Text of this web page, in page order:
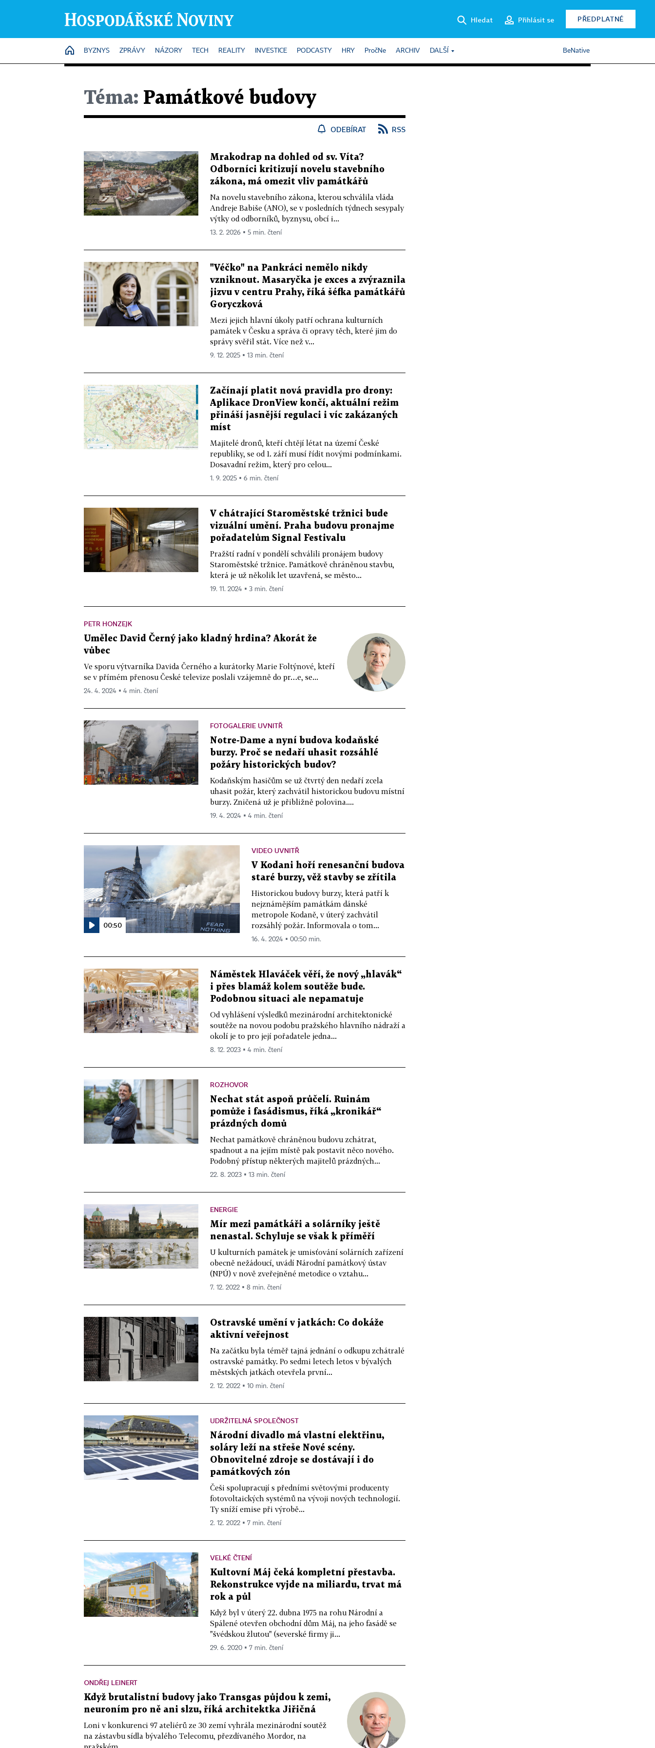
Hledat Přihlásit se PŘEDPLATNÉ
HOME
BYZNYS ZPRÁVY NÁZORY TECH REALITY INVESTICE PODCASTY HRY PročNe ARCHIV DALŠÍ BeNative
Téma: Památkové budovy
ODEBÍRAT RSS
Mrakodrap na dohled od sv. Víta?
Odborníci kritizují novelu stavebního
zákona, má omezit vliv památkářů
Na novelu stavebního zákona, kterou schválila vláda
Andreje Babiše (ANO), se v posledních týdnech sesypaly
výtky od odborníků, byznysu, obcí i...
13. 2. 2026 ▪ 5 min. čtení
"Véčko" na Pankráci nemělo nikdy
vzniknout. Masaryčka je exces a zvýraznila
jizvu v centru Prahy, říká šéfka památkářů
Goryczková
Mezi jejich hlavní úkoly patří ochrana kulturních
památek v Česku a správa či opravy těch, které jim do
správy svěřil stát. Více než v...
9. 12. 2025 ▪ 13 min. čtení
Začínají platit nová pravidla pro drony:
Aplikace DronView končí, aktuální režim
přináší jasnější regulaci i víc zakázaných
míst
Majitelé dronů, kteří chtějí létat na území České
republiky, se od 1. září musí řídit novými podmínkami.
Dosavadní režim, který pro celou...
1. 9. 2025 ▪ 6 min. čtení
V chátrající Staroměstské tržnici bude
vizuální umění. Praha budovu pronajme
pořadatelům Signal Festivalu
Pražští radní v pondělí schválili pronájem budovy
Staroměstské tržnice. Památkově chráněnou stavbu,
která je už několik let uzavřená, se město...
19. 11. 2024 ▪ 3 min. čtení
PETR HONZEJK
Umělec David Černý jako kladný hrdina? Akorát že
vůbec
Ve sporu výtvarníka Davida Černého a kurátorky Marie Foltýnové, kteří
se v přímém přenosu České televize poslali vzájemně do pr…e, se...
24. 4. 2024 ▪ 4 min. čtení
FOTOGALERIE UVNITŘ
Notre-Dame a nyní budova kodaňské
burzy. Proč se nedaří uhasit rozsáhlé
požáry historických budov?
Kodaňským hasičům se už čtvrtý den nedaří zcela
uhasit požár, který zachvátil historickou budovu místní
burzy. Zničená už je přibližně polovina....
19. 4. 2024 ▪ 4 min. čtení
00:50
VIDEO UVNITŘ
V Kodani hoří renesanční budova
staré burzy, věž stavby se zřítila
Historickou budovy burzy, která patří k
nejznámějším památkám dánské
metropole Kodaně, v úterý zachvátil
rozsáhlý požár. Informovala o tom...
16. 4. 2024 ▪ 00:50 min.
Náměstek Hlaváček věří, že nový „hlavák“
i přes blamáž kolem soutěže bude.
Podobnou situaci ale nepamatuje
Od vyhlášení výsledků mezinárodní architektonické
soutěže na novou podobu pražského hlavního nádraží a
okolí je to pro její pořadatele jedna...
8. 12. 2023 ▪ 4 min. čtení
ROZHOVOR
Nechat stát aspoň průčelí. Ruinám
pomůže i fasádismus, říká „kronikář“
prázdných domů
Nechat památkově chráněnou budovu zchátrat,
spadnout a na jejím místě pak postavit něco nového.
Podobný přístup některých majitelů prázdných...
22. 8. 2023 ▪ 13 min. čtení
ENERGIE
Mír mezi památkáři a solárníky ještě
nenastal. Schyluje se však k příměří
U kulturních památek je umisťování solárních zařízení
obecně nežádoucí, uvádí Národní památkový ústav
(NPÚ) v nově zveřejněné metodice o vztahu...
7. 12. 2022 ▪ 8 min. čtení
Ostravské umění v jatkách: Co dokáže
aktivní veřejnost
Na začátku byla téměř tajná jednání o odkupu zchátralé
ostravské památky. Po sedmi letech letos v bývalých
městských jatkách otevřela první...
2. 12. 2022 ▪ 10 min. čtení
UDRŽITELNÁ SPOLEČNOST
Národní divadlo má vlastní elektřinu,
soláry leží na střeše Nové scény.
Obnovitelné zdroje se dostávají i do
památkových zón
Češi spolupracují s předními světovými producenty
fotovoltaických systémů na vývoji nových technologií.
Ty sníží emise při výrobě...
2. 12. 2022 ▪ 7 min. čtení
VELKÉ ČTENÍ
Kultovní Máj čeká kompletní přestavba.
Rekonstrukce vyjde na miliardu, trvat má
rok a půl
Když byl v úterý 22. dubna 1975 na rohu Národní a
Spálené otevřen obchodní dům Máj, na jeho fasádě se
"švédskou žlutou" (severské firmy ji...
29. 6. 2020 ▪ 7 min. čtení
ONDŘEJ LEINERT
Když brutalistní budovy jako Transgas půjdou k zemi,
neuroním pro ně ani slzu, říká architektka Jiřičná
Loni v konkurenci 97 ateliérů ze 30 zemí vyhrála mezinárodní soutěž
na zástavbu sídla bývalého Telecomu, přezdívaného Mordor, na